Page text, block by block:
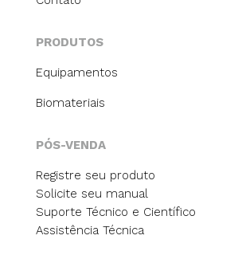
PRODUTOS
Equipamentos
Biomateriais
PÓS-VENDA
Registre seu produto
Solicite seu manual
Suporte Técnico e Científico
Assistência Técnica